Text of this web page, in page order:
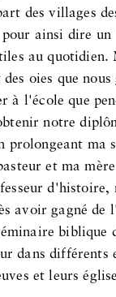
des villages
pour ainsi dire
au
oies que
à l'école que
notre
ma
et ma
d'histoire,
avoir gagné de
biblique
dans différents
et leurs